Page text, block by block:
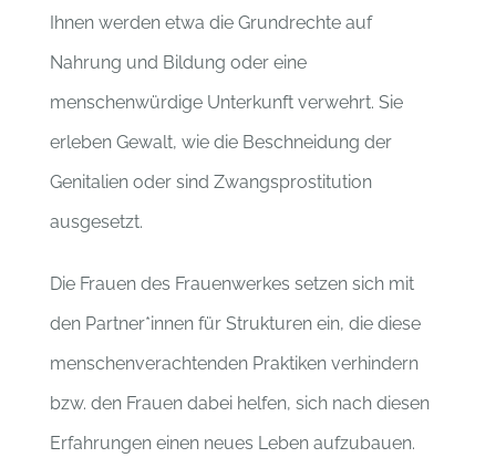
Ihnen werden etwa dieGrundrechte auf
Nahrung und Bildung oder eine
menschenwürdige Unterkunft verwehrt. Sie
erleben Gewalt, wie die Beschneidung der
Genitalien oder sind Zwangsprostitution
ausgesetzt.
Die Frauen des Frauenwerkes setzen sich mit
den Partner*innen für Strukturen ein, die diese
menschenverachtenden Praktiken verhindern
bzw. den Frauen dabei helfen, sich nach diesen
Erfahrungen einen neues Leben aufzubauen.